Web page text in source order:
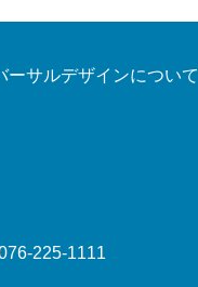
ーサルデザインについて
225-1111